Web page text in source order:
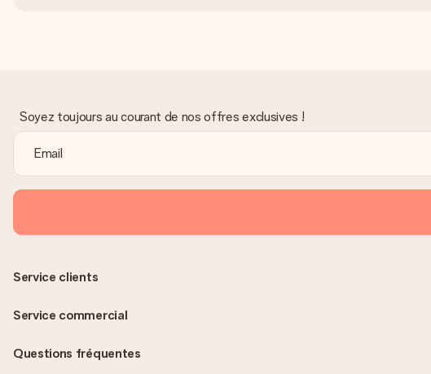
Soyez toujours au courant de nos offres exclusives !
Questions fréquentes
Service clients
Service commercial